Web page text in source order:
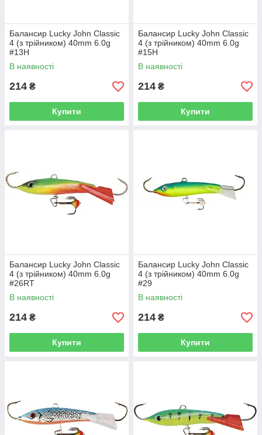
Балансир Lucky John Classic
4 (з трійником) 40mm 6.0g
#13H
В наявності
214 ₴
Купити
Балансир Lucky John Classic
4 (з трійником) 40mm 6.0g
#15H
В наявності
214 ₴
Купити
Балансир Lucky John Classic
4 (з трійником) 40mm 6.0g
#26RT
В наявності
214 ₴
Купити
Балансир Lucky John Classic
4 (з трійником) 40mm 6.0g
#29
В наявності
214 ₴
Купити